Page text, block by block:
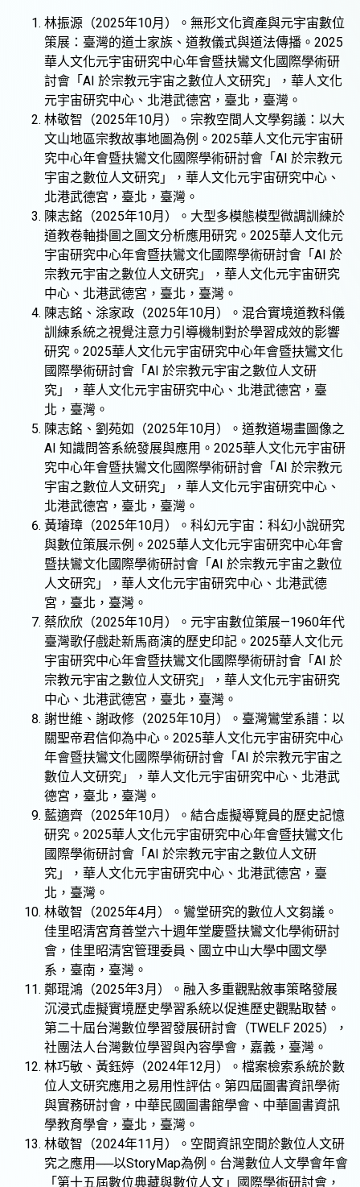
林振源（2025年10月）。無形文化資產與元宇宙數位
策展：臺灣的道士家族、道教儀式與道法傳播。2025
華人文化元宇宙研究中心年會暨扶鸞文化國際學術研
討會「AI 於宗教元宇宙之數位人文研究」，華人文化
元宇宙研究中心、北港武德宮，臺北，臺灣。
林敬智（2025年10月）。宗教空間人文學芻議：以大
文山地區宗教故事地圖為例。2025華人文化元宇宙研
究中心年會暨扶鸞文化國際學術研討會「AI 於宗教元
宇宙之數位人文研究」，華人文化元宇宙研究中心、
北港武德宮，臺北，臺灣。
陳志銘（2025年10月）。大型多模態模型微調訓練於
道教卷軸掛圖之圖文分析應用研究。2025華人文化元
宇宙研究中心年會暨扶鸞文化國際學術研討會「AI 於
宗教元宇宙之數位人文研究」，華人文化元宇宙研究
中心、北港武德宮，臺北，臺灣。
陳志銘、涂家政（2025年10月）。混合實境道教科儀
訓練系統之視覺注意力引導機制對於學習成效的影響
研究。2025華人文化元宇宙研究中心年會暨扶鸞文化
國際學術研討會「AI 於宗教元宇宙之數位人文研
究」，華人文化元宇宙研究中心、北港武德宮，臺
北，臺灣。
陳志銘、劉苑如（2025年10月）。道教道場畫圖像之
AI 知識問答系統發展與應用。2025華人文化元宇宙研
究中心年會暨扶鸞文化國際學術研討會「AI 於宗教元
宇宙之數位人文研究」，華人文化元宇宙研究中心、
北港武德宮，臺北，臺灣。
黃璿璋（2025年10月）。科幻元宇宙：科幻小說研究
與數位策展示例。2025華人文化元宇宙研究中心年會
暨扶鸞文化國際學術研討會「AI 於宗教元宇宙之數位
人文研究」，華人文化元宇宙研究中心、北港武德
宮，臺北，臺灣。
蔡欣欣（2025年10月）。元宇宙數位策展—1960年代
臺灣歌仔戲赴新馬商演的歷史印記。2025華人文化元
宇宙研究中心年會暨扶鸞文化國際學術研討會「AI 於
宗教元宇宙之數位人文研究」，華人文化元宇宙研究
中心、北港武德宮，臺北，臺灣。
謝世維、謝政修（2025年10月）。臺灣鸞堂系譜：以
關聖帝君信仰為中心。2025華人文化元宇宙研究中心
年會暨扶鸞文化國際學術研討會「AI 於宗教元宇宙之
數位人文研究」，華人文化元宇宙研究中心、北港武
德宮，臺北，臺灣。
藍適齊（2025年10月）。結合虛擬導覽員的歷史記憶
研究。2025華人文化元宇宙研究中心年會暨扶鸞文化
國際學術研討會「AI 於宗教元宇宙之數位人文研
究」，華人文化元宇宙研究中心、北港武德宮，臺
北，臺灣。
林敬智（2025年4月）。鸞堂研究的數位人文芻議。
佳里昭清宮育善堂六十週年堂慶暨扶鸞文化學術研討
會，佳里昭清宮管理委員、國立中山大學中國文學
系，臺南，臺灣。
鄭琨鴻（2025年3月）。融入多重觀點敘事策略發展
沉浸式虛擬實境歷史學習系統以促進歷史觀點取替。
第二十屆台灣數位學習發展研討會（TWELF 2025），
社團法人台灣數位學習與內容學會，嘉義，臺灣。
林巧敏、黃鈺婷（2024年12月）。檔案檢索系統於數
位人文研究應用之易用性評估。第四屆圖書資訊學術
與實務研討會，中華民國圖書館學會、中華圖書資訊
學教育學會，臺北，臺灣。
林敬智（2024年11月）。空間資訊空間於數位人文研
究之應用──以StoryMap為例。台灣數位人文學會年會
「第十五屆數位典藏與數位人文」國際學術研討會，